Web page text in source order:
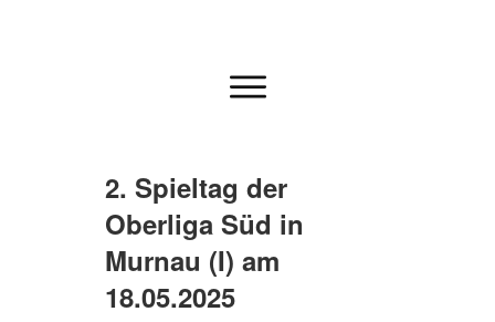
2. Spieltag der
Oberliga Süd in
Murnau (I) am
18.05.2025